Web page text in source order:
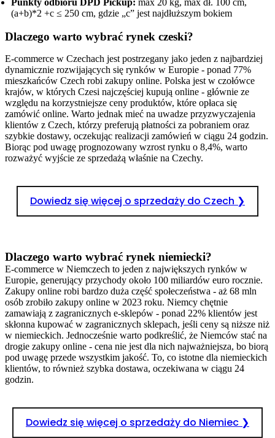
(a+b)*2 +c ≤ 250 cm, gdzie „c” jest najdłuższym bokiem
Dlaczego warto wybrać rynek czeski?
E-commerce w Czechach jest postrzegany jako jeden z najbardziej
dynamicznie rozwijających się rynków w Europie - ponad 77%
mieszkańców Czech robi zakupy online. Polska jest w czołówce
krajów, w których Czesi najczęściej kupują online - głównie ze
względu na korzystniejsze ceny produktów, które opłaca się
zamówić online. Warto jednak mieć na uwadze przyzwyczajenia
klientów z Czech, którzy preferują płatności za pobraniem oraz
szybkie dostawy, oczekując realizacji zamówień w ciągu 24 godzin.
Biorąc pod uwagę prognozowany wzrost rynku o 8,4%, warto
rozważyć wyjście ze sprzedażą właśnie na Czechy.
Dowiedz się więcej o sprzedaży do Czech ❯
Dlaczego warto wybrać rynek niemiecki?
E-commerce w Niemczech to jeden z największych rynków w
Europie, generujący przychody około 100 miliardów euro rocznie.
Zakupy online robi bardzo duża część społeczeństwa - aż 68 mln
osób zrobiło zakupy online w 2023 roku. Niemcy chętnie
zamawiają z zagranicznych e-sklepów - ponad 22% klientów jest
skłonna kupować w zagranicznych sklepach, jeśli ceny są niższe niż
w niemieckich. Jednocześnie warto podkreślić, że Niemców stać na
drogie zakupy online - cena nie jest dla nich najważniejsza, bo biorą
pod uwagę przede wszystkim jakość. To, co istotne dla niemieckich
klientów, to również szybka dostawa, oczekiwana w ciągu 24
godzin.
Dowiedz się więcej o sprzedaży do Niemiec ❯